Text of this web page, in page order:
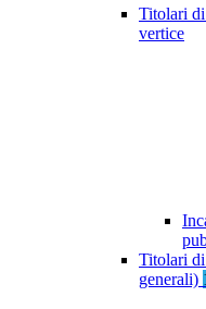
Titolari
vertice
Titolari
generali)